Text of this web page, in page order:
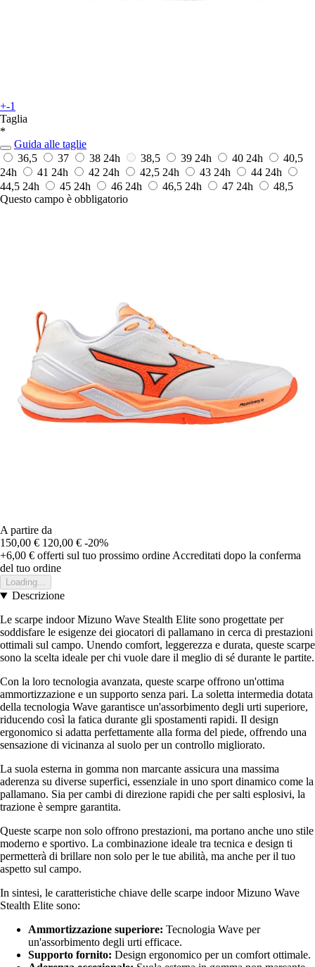
+-1
Taglia
*
Guida alle taglie
36,5
37 38 24h 38,5 39 24h 40 24h
40,5
24h
41 24h 42 24h 42,5 24h 43 24h 44 24h
44,5 24h 45 24h 46 24h 46,5 24h 47 24h
48,5
Questo campo è obbligatorio
A partire da
150,00 € 120,00 € -20%
+6,00 € offerti sul tuo prossimo ordine Accreditati dopo la conferma
del tuo ordine
Loading...
Descrizione
Le scarpe indoor Mizuno Wave Stealth Elite sono progettate per
soddisfare le esigenze dei giocatori di pallamano in cerca di prestazioni
ottimali sul campo. Unendo comfort, leggerezza e durata, queste scarpe
sono la scelta ideale per chi vuole dare il meglio di sé durante le partite.
Con la loro tecnologia avanzata, queste scarpe offrono un'ottima
ammortizzazione e un supporto senza pari. La soletta intermedia dotata
della tecnologia Wave garantisce un'assorbimento degli urti superiore,
riducendo così la fatica durante gli spostamenti rapidi. Il design
ergonomico si adatta perfettamente alla forma del piede, offrendo una
sensazione di vicinanza al suolo per un controllo migliorato.
La suola esterna in gomma non marcante assicura una massima
aderenza su diverse superfici, essenziale in uno sport dinamico come la
pallamano. Sia per cambi di direzione rapidi che per salti esplosivi, la
trazione è sempre garantita.
Queste scarpe non solo offrono prestazioni, ma portano anche uno stile
moderno e sportivo. La combinazione ideale tra tecnica e design ti
permetterà di brillare non solo per le tue abilità, ma anche per il tuo
aspetto sul campo.
In sintesi, le caratteristiche chiave delle scarpe indoor Mizuno Wave
Stealth Elite sono:
Ammortizzazione superiore: Tecnologia Wave per
un'assorbimento degli urti efficace.
Supporto fornito: Design ergonomico per un comfort ottimale.